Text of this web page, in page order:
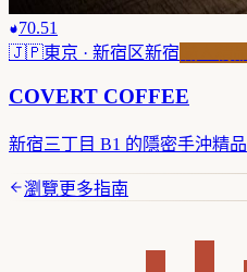
70.51
🇯🇵東京 · 新宿区新宿
COVERT COFFEE
新宿三丁目 B1 的隱密手沖精品
瀏覽更多指南